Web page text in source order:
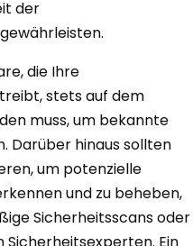
der
die Ihre
stets auf dem
muss, um bekannte
Darüber hinaus sollten
um potenzielle
und zu beheben,
Sicherheitsscans oder